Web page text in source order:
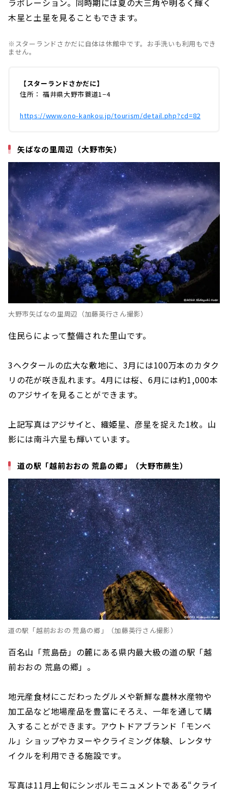
ラボレーション。同時期には夏の大三角や明るく輝く
木星と土星を見ることもできます。
※スターランドさかだに自体は休館中です。お手洗いも利用もでき
ません。
【スターランドさかだに】
住所： 福井県大野市蓑道1−4
https://www.ono-kankou.jp/tourism/detail.php?cd=82
矢ばなの里周辺（大野市矢）
大野市矢ばなの里周辺（加藤英行さん撮影）
住民らによって整備された里山です。
3ヘクタールの広大な敷地に、3月には100万本のカタク
リの花が咲き乱れます。4月には桜、6月には約1,000本
のアジサイを見ることができます。
上記写真はアジサイと、織姫星、彦星を捉えた1枚。山
影には南斗六星も輝いています。
道の駅「越前おおの 荒島の郷」（大野市蕨生）
道の駅「越前おおの 荒島の郷」（加藤英行さん撮影）
百名山「荒島岳」の麓にある県内最大級の道の駅「越
前おおの 荒島の郷」。
地元産食材にこだわったグルメや新鮮な農林水産物や
加工品など地場産品を豊富にそろえ、一年を通して購
入することができます。アウトドアブランド「モンベ
ル」ショップやカヌーやクライミング体験、レンタサ
イクルを利用できる施設です。
写真は11月上旬にシンボルモニュメントである“クライ